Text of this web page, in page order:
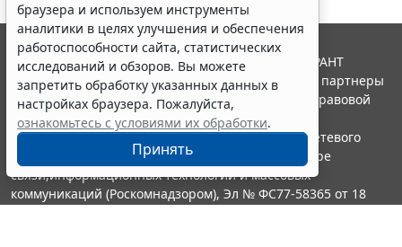
браузера и используем инструменты
аналитики в целях улучшения и обеспечения
работоспособности сайта, статистических
исследований и обзоров. Вы можете
запретить обработку указанных данных в
настройках браузера. Пожалуйста,
ознакомьтесь с условиями их обработки.
Принять
© ООО "НПП "ГАРАНТ-СЕРВИС", 2026. Система ГАРАНТ
выпускается с 1990 года. Компания "Гарант" и ее партнеры
являются участниками Российской ассоциации правовой
информации ГАРАНТ.
Портал ГАРАНТ.РУ зарегистрирован в качестве сетевого
издания Федеральной службой по надзору в сфере
связи,информационных технологий и массовых
коммуникаций (Роскомнадзором), Эл № ФС77-58365 от 18